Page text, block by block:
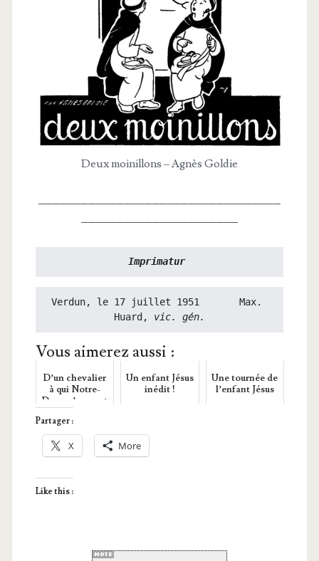
Deux moi­nillons – Agnès Goldie
_​_​_​_​_​_​_​_​_​_​_​_​_​_​_​_​_​_​_​_​_​_​_​_​_​_​_​_​_​_​_​_​_​_​
_​_​_​_​_​_​_​_​_​_​_​_​_​_​_​_​_​_​_​_​_​_​
Imprimatur
Verdun, le 17 juillet 1951       Max.
Huard, vic. gén.
Vous aimerez aussi :
D’un chevalier
à qui Notre-
Dame s’apparut
Un enfant Jésus
inédit !
Une tournée de
l’enfant Jésus
Partager :
X More
Like this :